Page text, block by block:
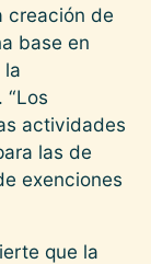
creación de
base en
la
actividades
las de
exenciones
que la